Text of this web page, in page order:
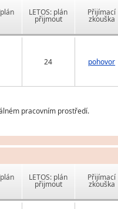
LETOS: plán
přijmout
Přijímací
zkouška
24 pohovor
pracovním prostředí.
LETOS: plán
přijmout
Přijímací
zkouška